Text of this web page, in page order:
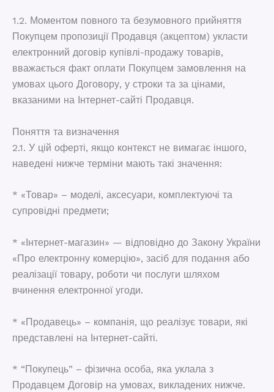
1.2. Моментом повного та безумовного прийняття
Покупцем пропозиції Продавця (акцептом) укласти
електронний договір купівлі-продажу товарів,
вважається факт оплати Покупцем замовлення на
умовах цього Договору, у строки та за цінами,
вказаними на Інтернет-сайті Продавця.
Поняття та визначення
2.1. У цій оферті, якщо контекст не вимагає іншого,
наведені нижче терміни мають такі значення:
* «Товар» – моделі, аксесуари, комплектуючі та
супровідні предмети;
* «Інтернет-магазин» — відповідно до Закону України
«Про електронну комерцію», засіб для подання або
реалізації товару, роботи чи послуги шляхом
вчинення електронної угоди.
* «Продавець» – компанія, що реалізує товари, які
представлені на Інтернет-сайті.
* “Покупець” – фізична особа, яка уклала з
Продавцем Договір на умовах, викладених нижче.